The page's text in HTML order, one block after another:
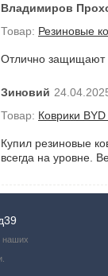
Владимиров
Товар: Резиновые
Отлично защищают
Зиновий
Товар: Коврики
Купил резиновые
всегда на уровне.
наших